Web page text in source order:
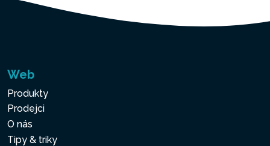
Web
Produkty
Prodejci
O nás
Tipy & triky